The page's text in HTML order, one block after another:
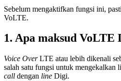
Sebelum mengaktifkan fungsi ini,
VoLTE.
1. Apa maksud VoLTE
Voice OverLTE atau lebih dikenali
salah satu fungsi untuk mengekalkan
call dengan line Digi.